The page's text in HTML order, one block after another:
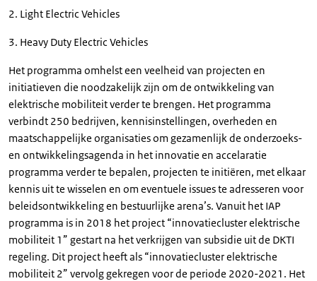
2. Light Electric Vehicles
3. Heavy Duty Electric Vehicles
Het programma omhelst een veelheid van projecten en
initiatieven die noodzakelijk zijn om de ontwikkeling van
elektrische mobiliteit verder te brengen. Het programma
verbindt 250 bedrijven, kennisinstellingen, overheden en
maatschappelijke organisaties om gezamenlijk de onderzoeks-
en ontwikkelingsagenda in het innovatie en accelaratie
programma verder te bepalen, projecten te initiëren, met elkaar
kennis uit te wisselen en om eventuele issues te adresseren voor
beleidsontwikkeling en bestuurlijke arena’s. Vanuit het IAP
programma is in 2018 het project “innovatiecluster elektrische
mobiliteit 1” gestart na het verkrijgen van subsidie uit de DKTI
regeling. Dit project heeft als “innovatiecluster elektrische
mobiliteit 2” vervolg gekregen voor de periode 2020-2021. Het